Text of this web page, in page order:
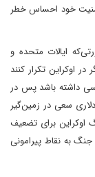
امنیت خود احساس خطر
ایالات متحده و
در اوکراین تکرار کنند
داشته باشد پس در
تصویب بودجه دفاعی ۶۰ میلیارد دلاری سعی در زمین‌گیر
اوکراین برای تضعیف
به نقاط پیرامونی